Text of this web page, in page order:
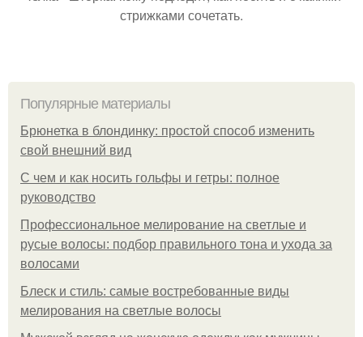
стрижками сочетать.
Популярные материалы
Брюнетка в блондинку: простой способ изменить
свой внешний вид
С чем и как носить гольфы и гетры: полное
руководство
Профессиональное мелирование на светлые и
русые волосы: подбор правильного тона и ухода за
волосами
Блеск и стиль: самые востребованные виды
мелирования на светлые волосы